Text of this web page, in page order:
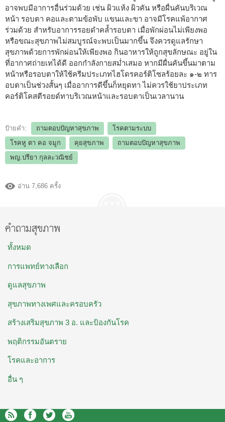
อาจพบมีอาการอื่นร่วมด้วย เช่น ผิวแห้ง ผิวคัน หรือผื่นคันบริเวณ
หน้า รอบตา คอและตามข้อพับ แขนและขา อาจมีโรคแพ้อากาศ
ร่วมด้วย สำหรับอาการรอยดำคล้ำรอบตา เมื่อพักผ่อนไม่เพียงพอ
หรือขณะสุขภาพไม่สมบูรณ์จะพบเป็นมากขึ้น จึงควรดูแลรักษา
สุขภาพด้วยการพักผ่อนให้เพียงพอ กินอาหารให้ถูกสุขลักษณะ อยู่ใน
ที่อากาศถ่ายเทได้ดี ออกกำลังกายสม่ำเสมอ หากมีผื่นคันขึ้นมาตาม
หน้าหรือรอบตาให้ใช้ครีมประเภทไฮโดรคอร์ติโซลร้อยละ ๑-๒ ทาร
อบตาเป็นช่วงสั้นๆ เมื่ออาการดีขึ้นก็หยุดทา ไม่ควรใช้ยาประเภท
คอร์ติโคสตีรอยด์ทาบริเวณหน้าและรอบตาเป็นเวลานาน
ป้ายคำ: ถามตอบปัญหาสุขภาพ
โรคตามระบบ
โรคหู ตา คอ จมูก
คุยสุขภาพ
ถามตอบปัญหาสุขภาพ
พญ.ปรียา กุลละวณิชย์
อ่าน 7,686 ครั้ง
คำถามสุขภาพ
ทั้งหมด
การแพทย์ทางเลือก
ดูแลสุขภาพ
สุขภาพทางเพศและครอบครัว
สร้างเสริมสุขภาพ 3 อ. และป้องกันโรค
พฤติกรรมอันตราย
โรคและอาการ
อื่น ๆ